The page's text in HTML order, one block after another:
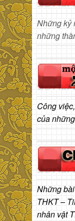
Những kỷ
những
Công
của
Những
THKT –
nhân vật